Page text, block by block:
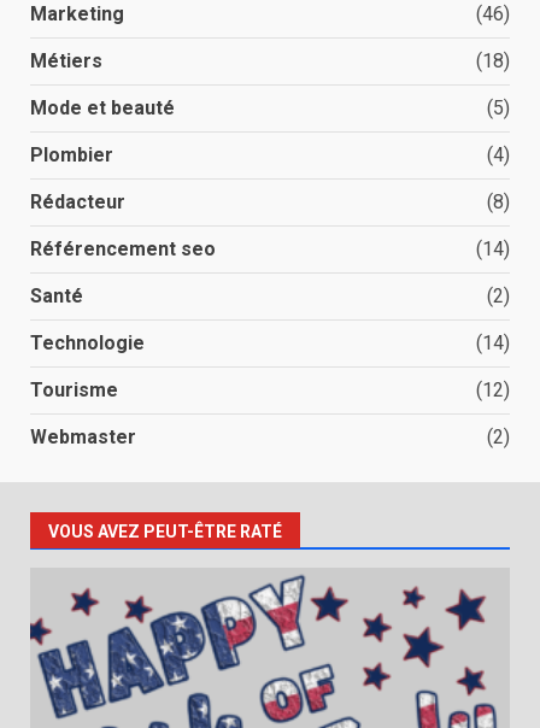
Marketing (46)
Métiers (18)
Mode et beauté (5)
Plombier (4)
Rédacteur (8)
Référencement seo (14)
Santé (2)
Technologie (14)
Tourisme (12)
Webmaster (2)
VOUS AVEZ PEUT-ÊTRE RATÉ